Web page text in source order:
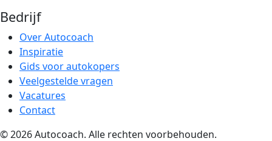
Bedrijf
Over Autocoach
Inspiratie
Gids voor autokopers
Veelgestelde vragen
Vacatures
Contact
© 2026 Autocoach. Alle rechten voorbehouden.